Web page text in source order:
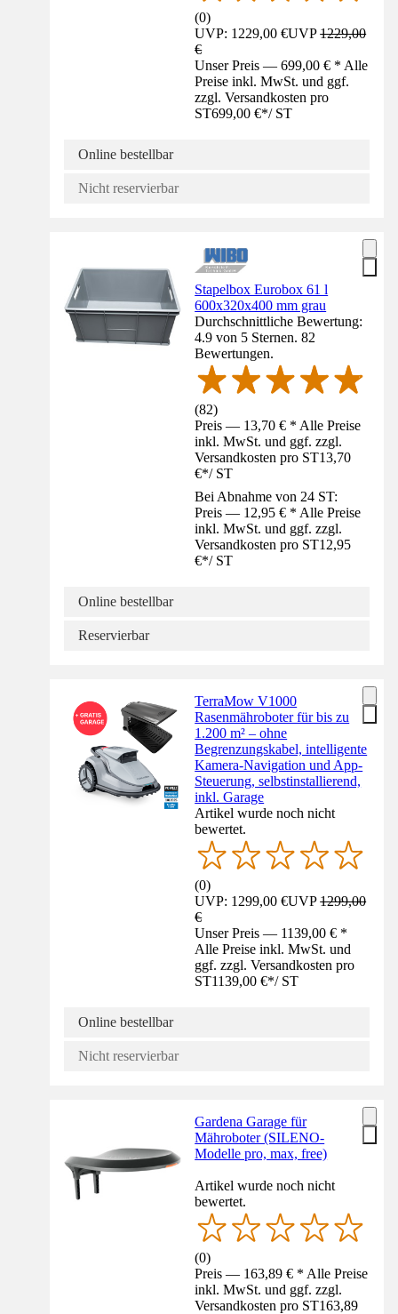
(0)
UVP: 1229,00 €UVP1229,00
€
Unser Preis — 699,00 € * Alle
Preise inkl. MwSt. und ggf.
zzgl. Versandkosten pro
ST699,00 €*/ ST
Online bestellbar
Nicht reservierbar
Stapelbox Eurobox 61 l
600x320x400 mm grau
Durchschnittliche Bewertung:
4.9 von 5 Sternen. 82
Bewertungen.
(82)
Preis — 13,70 € * Alle Preise
inkl. MwSt. und ggf. zzgl.
Versandkosten pro ST13,70
€*/ ST
Bei Abnahme von 24 ST:
Preis — 12,95 € * Alle Preise
inkl. MwSt. und ggf. zzgl.
Versandkosten pro ST12,95
€*/ ST
Online bestellbar
Reservierbar
TerraMow V1000
Rasenmähroboter für bis zu
1.200 m² – ohne
Begrenzungskabel, intelligente
Kamera-Navigation und App-
Steuerung, selbstinstallierend,
inkl. Garage
Artikel wurde noch nicht
bewertet.
(0)
UVP: 1299,00 €UVP1299,00
€
Unser Preis — 1139,00 € *
Alle Preise inkl. MwSt. und
ggf. zzgl. Versandkosten pro
ST1139,00 €*/ ST
Online bestellbar
Nicht reservierbar
Gardena Garage für
Mähroboter (SILENO-
Modelle pro, max, free)
Artikel wurde noch nicht
bewertet.
(0)
Preis — 163,89 € * Alle Preise
inkl. MwSt. und ggf. zzgl.
Versandkosten pro ST163,89